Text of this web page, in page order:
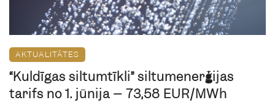
AKTUALITĀTES
“Kuldīgas siltumtīkli” siltumenerģijas
tarifs no 1. jūnija – 73,58 EUR/MWh